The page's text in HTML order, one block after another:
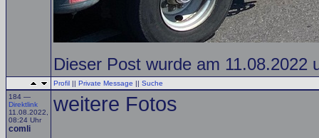
Dieser Post wurde am 11.08.2022
Profil || Private Message || Suche
184 —
Direktlink
11.08.2022,
08:24 Uhr
comli
weitere Fotos